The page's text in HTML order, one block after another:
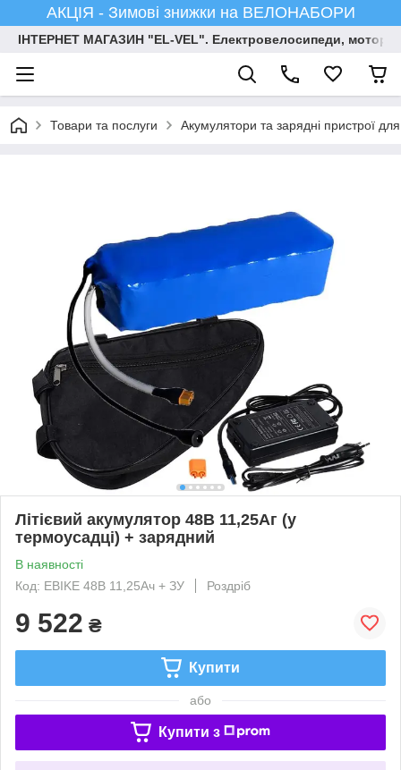
АКЦІЯ - Зимові знижки на ВЕЛОНАБОРИ
ІНТЕРНЕТ МАГАЗИН "EL-VEL". Електровелосипеди, мотор-
Товари та послуги Акумулятори та зарядні пристрої
Літієвий акумулятор 48В 11,25Аг (у
термоусадці) + зарядний
В наявності
Код: EBIKE 48В 11,25Ач + ЗУ
Роздріб
9 522 ₴
Купити
або
Купити з